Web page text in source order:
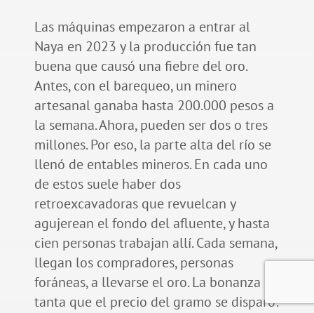
Las máquinas empezaron a entrar al
Naya en 2023 y la producción fue tan
buena que causó una fiebre del oro.
Antes, con el barequeo, un minero
artesanal ganaba hasta 200.000 pesos a
la semana. Ahora, pueden ser dos o tres
millones. Por eso, la parte alta del río se
llenó de entables mineros. En cada uno
de estos suele haber dos
retroexcavadoras que revuelcan y
agujerean el fondo del afluente, y hasta
cien personas trabajan allí. Cada semana,
llegan los compradores, personas
foráneas, a llevarse el oro. La bonanza es
tanta que el precio del gramo se disparó: